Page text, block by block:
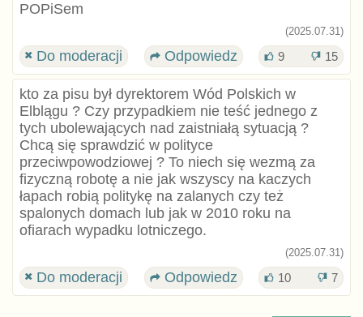
POPiSem
(2025.07.31)
Do moderacji Odpowiedz 9 15
kto za pisu był dyrektorem Wód Polskich w
Elblągu ? Czy przypadkiem nie teść jednego z
tych ubolewających nad zaistniałą sytuacją ?
Chcą się sprawdzić w polityce
przeciwpowodziowej ? To niech się wezmą za
fizyczną robotę a nie jak wszyscy na kaczych
łapach robią politykę na zalanych czy też
spalonych domach lub jak w 2010 roku na
ofiarach wypadku lotniczego.
(2025.07.31)
Do moderacji Odpowiedz 10 7